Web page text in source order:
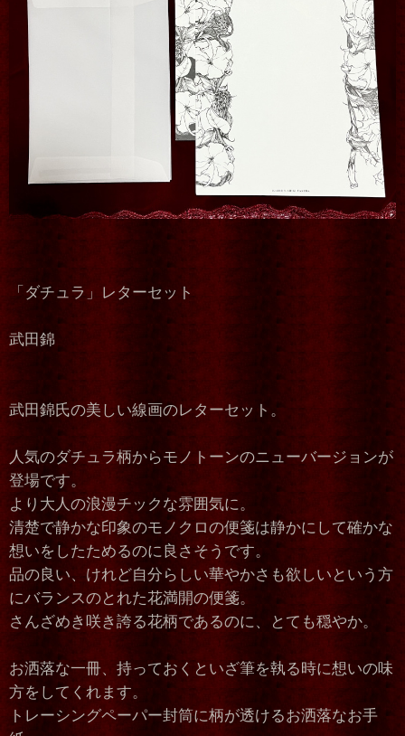
「ダチュラ」レターセット
武田錦
武田錦氏の美しい線画のレターセット。
人気のダチュラ柄からモノトーンのニューバージョンが
登場です。
より大人の浪漫チックな雰囲気に。
清楚で静かな印象のモノクロの便箋は静かにして確かな
想いをしたためるのに良さそうです。
品の良い、けれど自分らしい華やかさも欲しいという方
にバランスのとれた花満開の便箋。
さんざめき咲き誇る花柄であるのに、とても穏やか。
お洒落な一冊、持っておくといざ筆を執る時に想いの味
方をしてくれます。
トレーシングペーパー封筒に柄が透けるお洒落なお手